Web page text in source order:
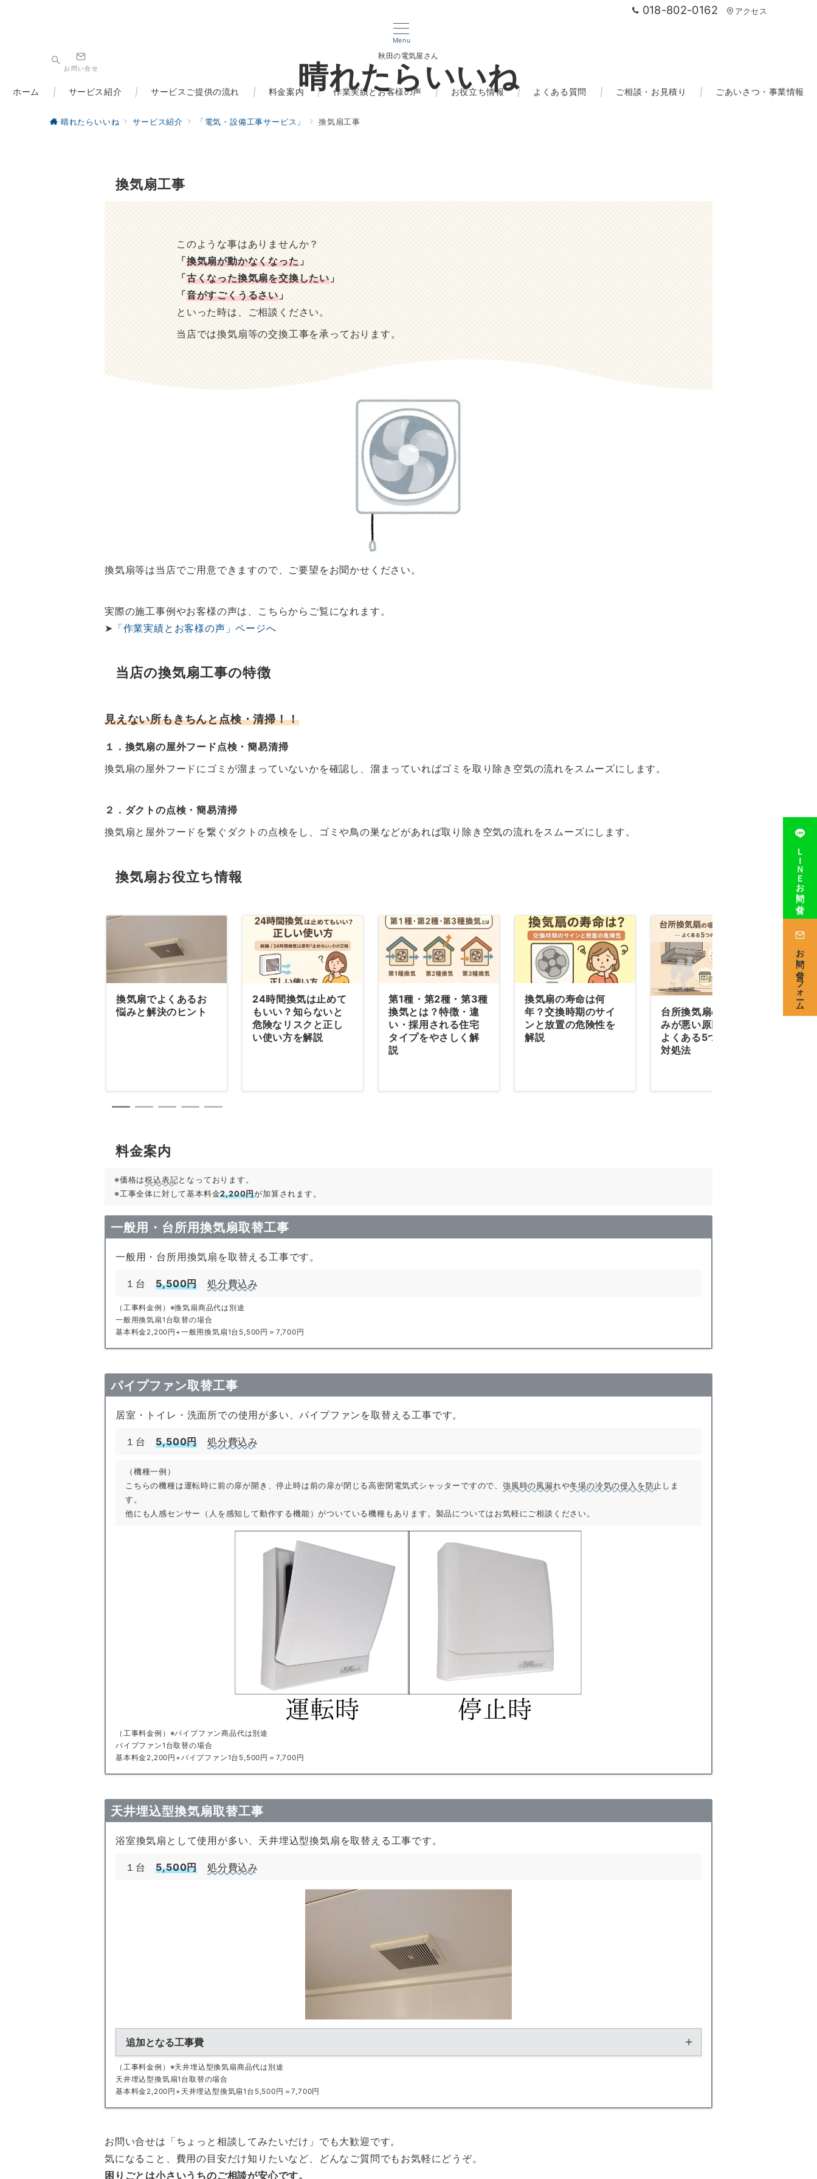
018-802-0162 アクセス
Menu
秋田の電気屋さん
晴れたらいいね
お問い合せ
ホーム サービス紹介 サービスご提供の流れ 料金案内 作業実績とお客様の声 お役立ち情報 よくある質問 ご相談・お見積り ごあいさつ・事業情報
晴れたらいいね サービス紹介 「電気・設備工事サービス」 換気扇工事
換気扇工事
このような事はありませんか？
「換気扇が動かなくなった」
「古くなった換気扇を交換したい」
「音がすごくうるさい」
といった時は、ご相談ください。
当店では換気扇等の交換工事を承っております。
換気扇等は当店でご用意できますので、ご要望をお聞かせください。
実際の施工事例やお客様の声は、こちらからご覧になれます。
➤ 「作業実績とお客様の声」ページへ
当店の換気扇工事の特徴
見えない所もきちんと点検・清掃！！
１．換気扇の屋外フード点検・簡易清掃
換気扇の屋外フードにゴミが溜まっていないかを確認し、溜まっていればゴミを取り除き空気の流れをスムーズにします。
２．ダクトの点検・簡易清掃
換気扇と屋外フードを繋ぐダクトの点検をし、ゴミや鳥の巣などがあれば取り除き空気の流れをスムーズにします。
換気扇お役立ち情報
換気扇でよくあるお
悩みと解決のヒント
24時間換気は止めて
もいい？知らないと
危険なリスクと正し
い使い方を解説
第1種・第2種・第3種
換気とは？特徴・違
い・採用される住宅
タイプをやさしく解
説
換気扇の寿命は何
年？交換時期のサイ
ンと放置の危険性を
解説
台所換気扇の吸い込
みが悪い原因とは？
よくある5つの理由と
対処法
料金案内
※価格は税込表記となっております。
※工事全体に対して基本料金2,200円が加算されます。
一般用・台所用換気扇取替工事
一般用・台所用換気扇を取替える工事です。
１台5,500円 処分費込み
（工事料金例）※換気扇商品代は別途
一般用換気扇1台取替の場合
基本料金2,200円+一般用換気扇1台5,500円＝7,700円
パイプファン取替工事
居室・トイレ・洗面所での使用が多い、パイプファンを取替える工事です。
１台5,500円 処分費込み
（機種一例）
こちらの機種は運転時に前の扉が開き、停止時は前の扉が閉じる高密閉電気式シャッターですので、 強風時の風漏れや冬場の冷気の侵入を防止 しま
す。
他にも人感センサー（人を感知して動作する機能）がついている機種もあります。製品についてはお気軽にご相談ください。
（工事料金例）※パイプファン商品代は別途
パイプファン1台取替の場合
基本料金2,200円+パイプファン1台5,500円＝7,700円
天井埋込型換気扇取替工事
浴室換気扇として使用が多い、天井埋込型換気扇を取替える工事です。
１台5,500円 処分費込み
追加となる工事費
（工事料金例）※天井埋込型換気扇商品代は別途
天井埋込型換気扇1台取替の場合
基本料金2,200円+天井埋込型換気扇1台5,500円＝7,700円
お問い合せは「ちょっと相談してみたいだけ」でも大歓迎です。
気になること、費用の目安だけ知りたいなど、どんなご質問でもお気軽にどうぞ。
困りごとは小さいうちのご相談が安心です。
ＬＩＮＥお問い合せ
お問い合せフォーム